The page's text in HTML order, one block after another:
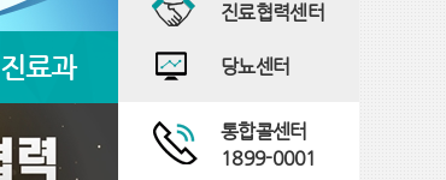
진료과
진료협력센터
당뇨센터
통합콜센터
1899-0001